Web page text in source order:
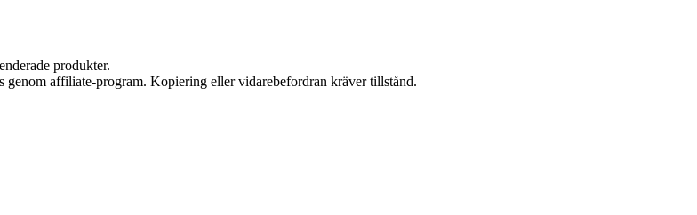
produkter.
affiliate-program. Kopiering eller vidarebefordran kräver tillstånd.